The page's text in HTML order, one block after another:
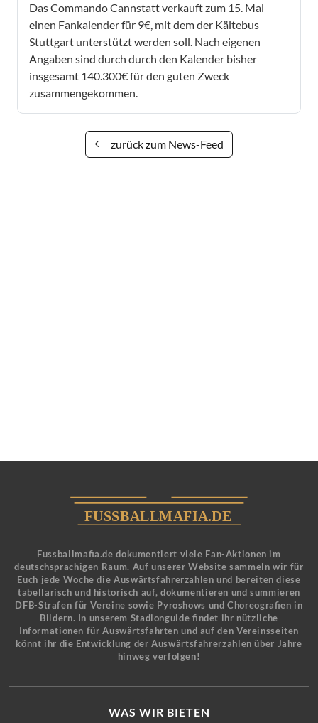
Das Commando Cannstatt verkauft zum 15. Mal
einen Fankalender für 9€, mit dem der Kältebus
Stuttgart unterstützt werden soll. Nach eigenen
Angaben sind durch durch den Kalender bisher
insgesamt 140.300€ für den guten Zweck
zusammengekommen.
zurück zum News-Feed
Fussballmafia.de dokumentiert viele Fan-Aktionen im
deutschsprachigen Raum. Auf unserer Website sammeln wir für
Euch jede Woche die Auswärtsfahrerzahlen und bereiten diese
tabellarisch und historisch auf, dokumentieren und summieren
DFB-Strafen für Vereine sowie Pyroshows und Choreografien in
Bildern. In unserem Stadionguide findet ihr nützliche
Informationen für Auswärtsfahrten und auf den Vereinsseiten
könnt ihr die Entwicklung der Auswärtsfahrerzahlen über Jahre
hinweg verfolgen!
WAS WIR BIETEN